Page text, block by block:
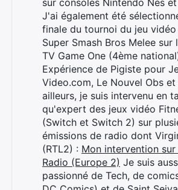
sur consoles Nintendo Nes
J'ai également été
finale du tournoi du jeu vidéo
Super Smash Bros Melee sur
TV Game One (4ème
Expérience de Pigiste pour
Video.com, Le Nouvel Obs et
ailleurs, je suis intervenu en
qu'expert des jeux vidéo
(Switch et Switch 2) sur
émissions de radio dont
(RTL2) : Mon intervention
Radio (Europe 2) Je suis
passionné de Tech, de